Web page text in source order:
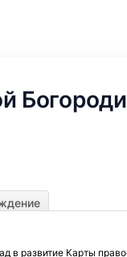
в развитие Карты